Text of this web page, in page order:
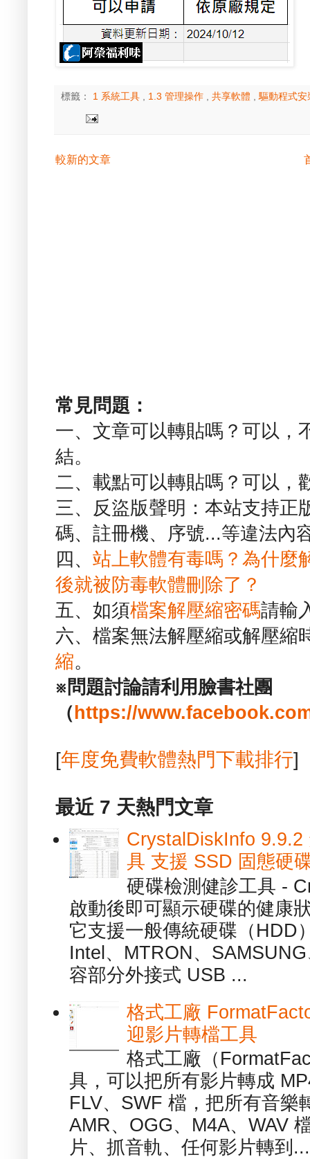
標籤： 1 系統工具 1.3 管理操作 共享軟體 驅動程式
較新的文章
常見問題：
一、文章可以轉貼嗎？可以，
結。
二、載點可以轉貼嗎？可以，
三、反盜版聲明：本站支持正
碼、註冊機、序號...等違法內
四、 站上軟體有毒嗎？為什麼
後就被防毒軟體刪除了？
五、如須檔案解壓縮密碼請輸
六、檔案無法解壓縮或解壓縮
縮。
※問題討論請利用臉書社團
（ https://
[年度免費軟體熱門下載排行]
最近 7 天熱門文章
CrystalDiskInfo 9.9.2
具 支援 SSD 固態硬
硬碟檢測健診工具 -
啟動後即可顯示硬碟的健康
它支援一般傳統硬碟（HDD
Intel、MTRON、
容部分外接式 USB ...
格式工廠
迎影片轉檔工具
格式工廠（
具，可以把所有影片轉成
FLV、SWF 檔，把所有音樂
AMR、OGG、M4A、WAV
片、抓音軌、任何影片轉到...